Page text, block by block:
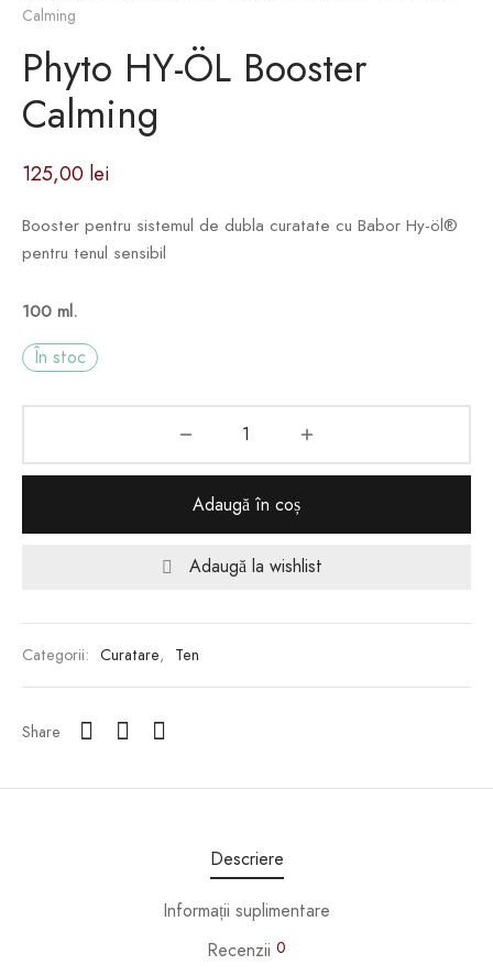
Calming
Phyto HY-ÖL Booster
Calming
125,00 lei
Booster pentru sistemul de dubla curatate cu Babor Hy-öl®
pentru tenul sensibil
100 ml.
În stoc
Adaugă în coș
Adaugă la wishlist
Categorii: Curatare, Ten
Share
Descriere
Informații suplimentare
Recenzii 0